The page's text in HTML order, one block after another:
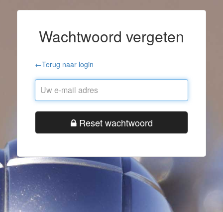
Wachtwoord vergeten
←Terug naar login
Reset wachtwoord